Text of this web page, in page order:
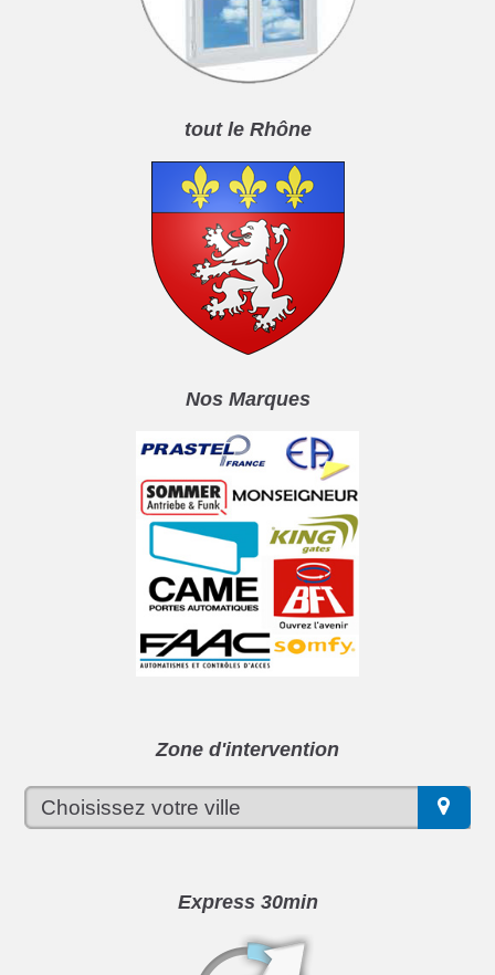
tout le Rhône
Nos Marques
Zone d'intervention
Express 30min